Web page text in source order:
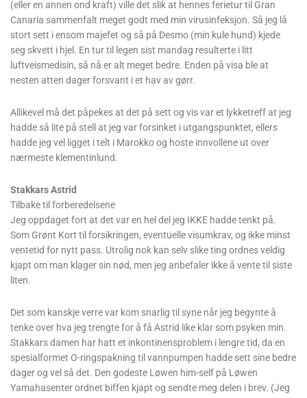
Normalt ville det vært fint å ligge syk hos mamma, men skjebnen
(eller en annen ond kraft) ville det slik at hennes ferietur til Gran
Canaria sammenfalt meget godt med min virusinfeksjon. Så jeg lå
stort sett i ensom majefet og så på Desmo (min kule hund) kjede
seg skvett i hjel. En tur til legen sist mandag resulterte i litt
luftveismedisin, så nå er alt meget bedre. Enden på visa ble at
Allikevel må det påpekes at det på sett og vis var et lykketreff at jeg
hadde så lite på stell at jeg var forsinket i utgangspunktet, ellers
hadde jeg vel ligget i telt i Marokko og hoste innvollene ut over
Stakkars Astrid
Tilbake til forberedelsene
Jeg oppdaget fort at det var en hel del jeg IKKE hadde tenkt på.
Som Grønt Kort til forsikringen, eventuelle visumkrav, og ikke minst
ventetid for nytt pass. Utrolig nok kan selv slike ting ordnes veldig
kjapt om man klager sin nød, men jeg anbefaler ikke å vente til siste
Det som kanskje verre var kom snarlig til syne når jeg begynte å
tenke over hva jeg trengte for å få Astrid like klar som psyken min.
Stakkars damen har hatt et inkontinensproblem i lengre tid, da en
spesialformet O-ringspakning til vannpumpen hadde sett sine bedre
dager og vel så det. Den godeste Løwen him-self på Løwen